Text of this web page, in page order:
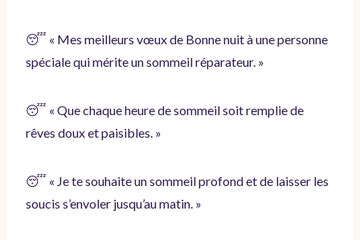
😴 « Mes meilleurs vœux de Bonne nuit à une personne
spéciale qui mérite un sommeil réparateur. »
😴 « Que chaque heure de sommeil soit remplie de
rêves doux et paisibles. »
😴 « Je te souhaite un sommeil profond et de laisser les
soucis s’envoler jusqu’au matin. »